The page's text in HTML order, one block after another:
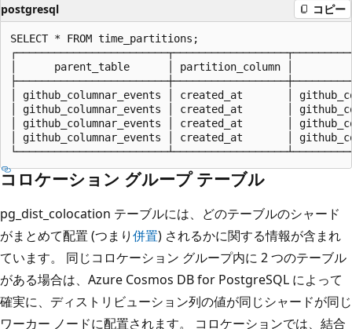
postgresql コピー
SELECT * FROM time_partitions;
│      parent_table      │ partition_column │
│ github_columnar_events │ created_at       │
│ github_columnar_events │ created_at       │
│ github_columnar_events │ created_at       │
│ github_columnar_events │ created_at       │
コロケーション グループ テーブル
pg_dist_colocation テーブルには、どのテーブルのシャード
がまとめて配置 (つまり併置) されるかに関する情報が含まれ
ています。 同じコロケーション グループ内に 2 つのテーブル
がある場合は、Azure Cosmos DB for PostgreSQL によって
確実に、ディストリビューション列の値が同じシャードが同じ
ワーカー ノードに配置されます。 コロケーションでは、結合